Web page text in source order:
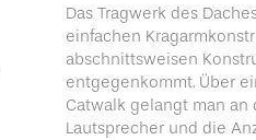
Das Tragwerk des
einfachen
abschnittsweisen
entgegenkommt. Über
Catwalk gelangt man
Lautsprecher und die